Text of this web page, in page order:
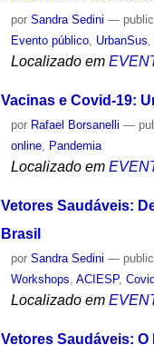
porSandra Sedini —
Evento público, UrbanSus,
Localizado em
Vacinas e Covid-19:
por Rafael Borsanelli —
online, Pandemia
Localizado em
Vetores Saudáveis:
Brasil
porSandra Sedini —
Workshops ,ACIESP,
Localizado em
Vetores Saudáveis: